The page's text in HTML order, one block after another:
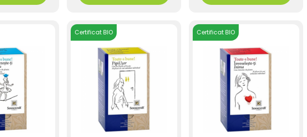
Certificat BIO Certificat BIO